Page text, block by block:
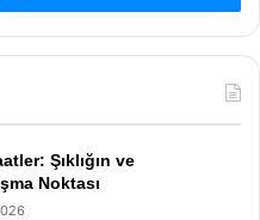
Şıklığın ve
Noktası